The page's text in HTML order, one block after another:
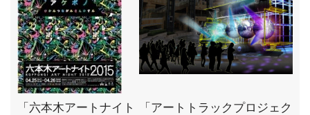
「六本木アートナイト
「アートトラックプロジェク